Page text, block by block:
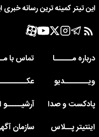
این تیتر کمینه ترین رسانه خبری
درباره مــــــا
تماس با
ویــــــــدیو
پادکست و صدا
آرشیـــــو
اینتیتر پــلاس
سازمان